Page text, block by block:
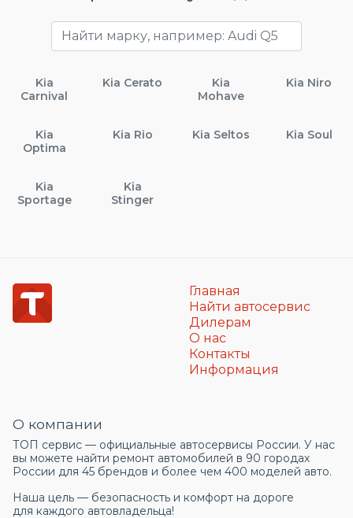
Kia
Carnival
Kia Cerato
Kia
Mohave
Kia Niro
Kia
Optima
Kia Rio Kia Seltos Kia Soul
Kia
Sportage
Kia
Stinger
Главная
Найти автосервис
Дилерам
О нас
Контакты
Информация
О компании
ТОП сервис — официальные автосервисы России. У нас
вы можете найти ремонт автомобилей в 90 городах
России для 45 брендов и более чем 400 моделей авто.
Наша цель — безопасность и комфорт на дороге
для каждого автовладельца!